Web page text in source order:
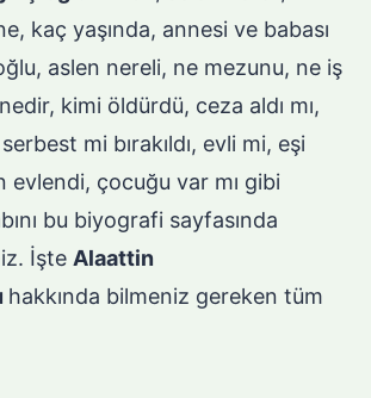
kaç yaşında, annesi ve babası
aslen nereli, ne mezunu, ne iş
kimi öldürdü, ceza aldı mı,
mi bırakıldı, evli mi, eşi
evlendi, çocuğu var mı gibi
bu biyografi sayfasında
İşte Alaattin
hakkında bilmeniz gereken tüm